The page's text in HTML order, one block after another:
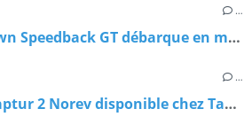
…
1/18 : La David Brown Speedback GT débarque en miniature
…
1/43 : Le Renault Captur 2 Norev disponible chez Tacot